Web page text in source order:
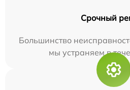
Срочный
Большинство
мы устраняем в